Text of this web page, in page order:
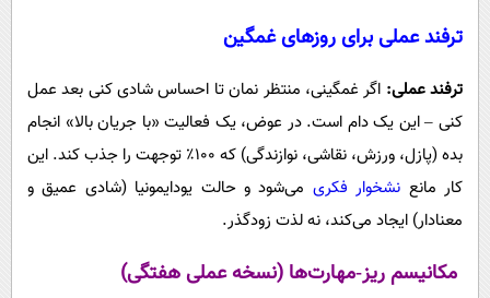
ترفند عملی برای روزهای غمگین
ترفند عملی: اگر غمگینی، منتظر نمان تا احساس شادی کنی بعد عمل
کنی – این یک دام است. در عوض، یک فعالیت «با جریان بالا» انجام
بده (پازل، ورزش، نقاشی، نوازندگی) که ۱۰۰٪ توجهت را جذب کند. این
کار مانع نشخوار فکری می‌شود و حالت یودایمونیا (شادی عمیق و
معنادار) ایجاد می‌کند، نه لذت زودگذر.
مکانیسم ریز‑مهارت‌ها (نسخه عملی هفتگی)